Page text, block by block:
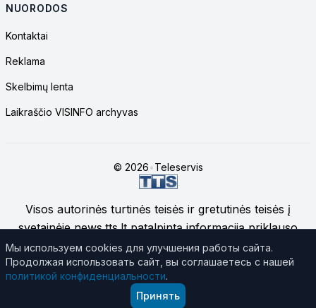
NUORODOS
Kontaktai
Reklama
Skelbimų lenta
Laikraščio VISINFO archyvas
© 2026•Teleservis
Visos autorinės turtinės teisės ir gretutinės teisės į
svetainėje news.tts.lt patalpintą informaciją priklauso
UAB "Telekomunikacinių technologijų servisas", jei
nenurodyta kitaip.Daugiau apie svetainės medžiagos
naudojimą
Мы используем cookies для улучшения работы сайта.
Продолжая использовать сайт, вы соглашаетесь с нашей
политикой конфиденциальности.
Принять